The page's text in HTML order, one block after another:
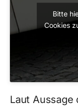
Bitte
Cookies
Laut